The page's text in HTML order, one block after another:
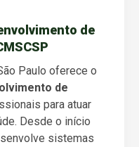
de
Paulo oferece o
de
para atuar
Desde o início
sistemas